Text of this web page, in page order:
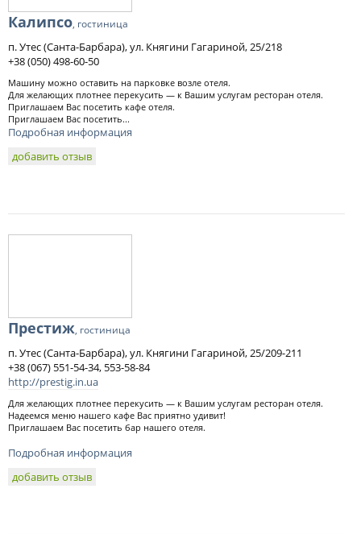
Калипсо, гостиница
п. Утес (Санта-Барбара), ул. Княгини Гагариной, 25/218
+38 (050) 498-60-50
Машину можно оставить на парковке возле отеля.
Для желающих плотнее перекусить — к Вашим услугам ресторан отеля.
Приглашаем Вас посетить кафе отеля.
Приглашаем Вас посетить...
Подробная информация
добавить отзыв
Престиж, гостиница
п. Утес (Санта-Барбара), ул. Княгини Гагариной, 25/209-211
+38 (067) 551-54-34, 553-58-84
http://prestig.in.ua
Для желающих плотнее перекусить — к Вашим услугам ресторан отеля.
Надеемся меню нашего кафе Вас приятно удивит!
Приглашаем Вас посетить бар нашего отеля.
Подробная информация
добавить отзыв